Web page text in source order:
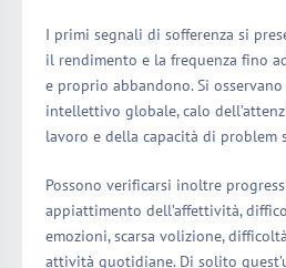
I primi segnali di sofferenza si
il rendimento e la frequenza fino
e proprio abbandono. Si
intellettivo globale, calo
lavoro e della capacità di problem
Possono verificarsi inoltre
appiattimento dell’affettività,
emozioni, scarsa volizione,
attività quotidiane. Di solito